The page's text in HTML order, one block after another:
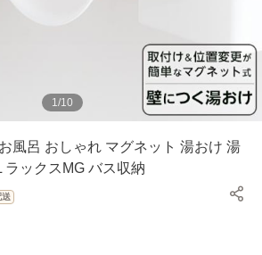
1/10
風呂 おしゃれ マグネット 湯おけ 湯
ックスMG バス収納
送